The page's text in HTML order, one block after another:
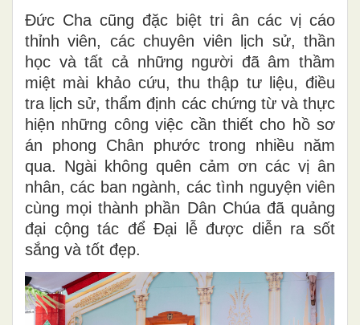
Đức Cha cũng đặc biệt tri ân các vị cáo
thỉnh viên, các chuyên viên lịch sử, thần
học và tất cả những người đã âm thầm
miệt mài khảo cứu, thu thập tư liệu, điều
tra lịch sử, thẩm định các chứng từ và thực
hiện những công việc cần thiết cho hồ sơ
án phong Chân phước trong nhiều năm
qua. Ngài không quên cảm ơn các vị ân
nhân, các ban ngành, các tình nguyện viên
cùng mọi thành phần Dân Chúa đã quảng
đại cộng tác để Đại lễ được diễn ra sốt
sắng và tốt đẹp.